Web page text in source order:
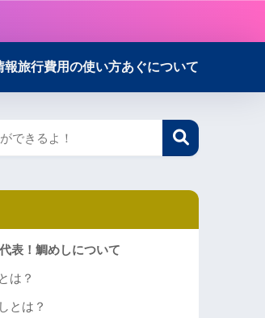
報旅行費用の使い方あぐについて
表！鯛めしについて
は？
とは？